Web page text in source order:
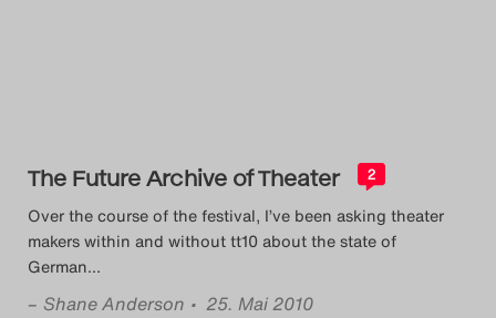
Das Theatertreffen-Blog
2015
Das Theatertreffen-Blog
2016
The Future Archive of Theater 2
Over the course of the festival, I’ve been asking theater
makers within and without tt10 about the state of
German…
– Shane Anderson • 25. Mai 2010